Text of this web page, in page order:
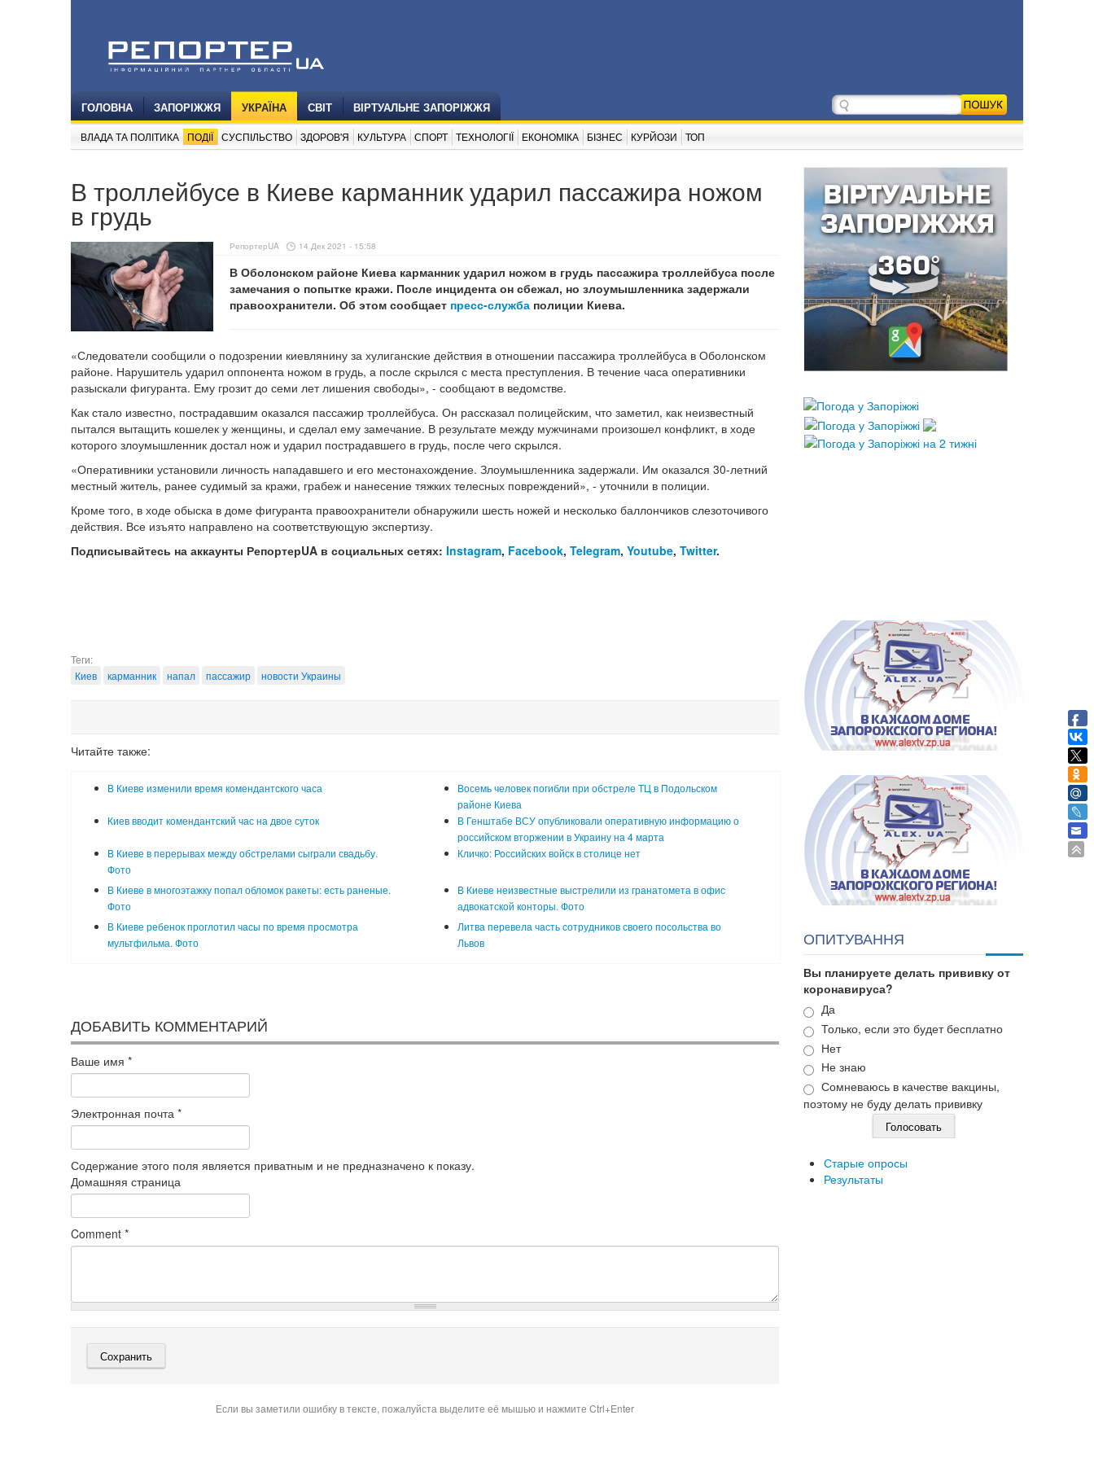
ГОЛОВНА ЗАПОРІЖЖЯ УКРАЇНА СВІТ ВІРТУАЛЬНЕ ЗАПОРІЖЖЯ
ВЛАДА ТА ПОЛІТИКА ПОДІЇ СУСПІЛЬСТВО ЗДОРОВ'Я КУЛЬТУРА СПОРТ ТЕХНОЛОГІЇ ЕКОНОМІКА БІЗНЕС КУРЙОЗИ ТОП
В троллейбусе в Киеве карманник ударил пассажира ножом
в грудь
РепортерUA 14 Дек 2021 - 15:58
В Оболонском районе Киева карманник ударил ножом в грудь пассажира троллейбуса после
замечания о попытке кражи. После инцидента он сбежал, но злоумышленника задержали
правоохранители. Об этом сообщает пресс-служба полиции Киева.
«Следователи сообщили о подозрении киевлянину за хулиганские действия в отношении пассажира троллейбуса в Оболонском
районе. Нарушитель ударил оппонента ножом в грудь, а после скрылся с места преступления. В течение часа оперативники
разыскали фигуранта. Ему грозит до семи лет лишения свободы», - сообщают в ведомстве.
Как стало известно, пострадавшим оказался пассажир троллейбуса. Он рассказал полицейским, что заметил, как неизвестный
пытался вытащить кошелек у женщины, и сделал ему замечание. В результате между мужчинами произошел конфликт, в ходе
которого злоумышленник достал нож и ударил пострадавшего в грудь, после чего скрылся.
«Оперативники установили личность нападавшего и его местонахождение. Злоумышленника задержали. Им оказался 30-летний
местный житель, ранее судимый за кражи, грабеж и нанесение тяжких телесных повреждений», - уточнили в полиции.
Кроме того, в ходе обыска в доме фигуранта правоохранители обнаружили шесть ножей и несколько баллончиков слезоточивого
действия. Все изъято направлено на соответствующую экспертизу.
Подписывайтесь на аккаунты РепортерUA в социальных сетях: Instagram, Facebook, Telegram, Youtube, Twitter.
Теги:
Киев
карманник напал пассажир новости Украины
Читайте также:
В Киеве изменили время комендантского часа
Восемь человек погибли при обстреле ТЦ в Подольском
районе Киева
Киев вводит комендантский час на двое суток
В Генштабе ВСУ опубликовали оперативную информацию о
российском вторжении в Украину на 4 марта
В Киеве в перерывах между обстрелами сыграли свадьбу.
Фото
Кличко: Российских войск в столице нет
В Киеве в многоэтажку попал обломок ракеты: есть раненые.
Фото
В Киеве неизвестные выстрелили из гранатомета в офис
адвокатской конторы. Фото
В Киеве ребенок проглотил часы по время просмотра
мультфильма. Фото
Литва перевела часть сотрудников своего посольства во
Львов
ДОБАВИТЬ КОММЕНТАРИЙ
Ваше имя *
Электронная почта *
Содержание этого поля является приватным и не предназначено к показу.
Домашняя страница
Comment *
Если вы заметили ошибку в тексте, пожалуйста выделите её мышью и нажмите Ctrl+Enter
ОПИТУВАННЯ
Вы планируете делать прививку от
коронавируса?
Варианты
Да
Только, если это будет бесплатно
Нет
Не знаю
Сомневаюсь в качестве вакцины,
поэтому не буду делать прививку
Старые опросы
Результаты